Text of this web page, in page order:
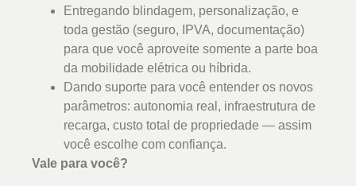
Entregando blindagem, personalização, e
toda gestão (seguro, IPVA, documentação)
para que você aproveite somente a parte boa
da mobilidade elétrica ou híbrida.
Dando suporte para você entender os novos
parâmetros: autonomia real, infraestrutura de
recarga, custo total de propriedade — assim
você escolhe com confiança.
Vale para você?